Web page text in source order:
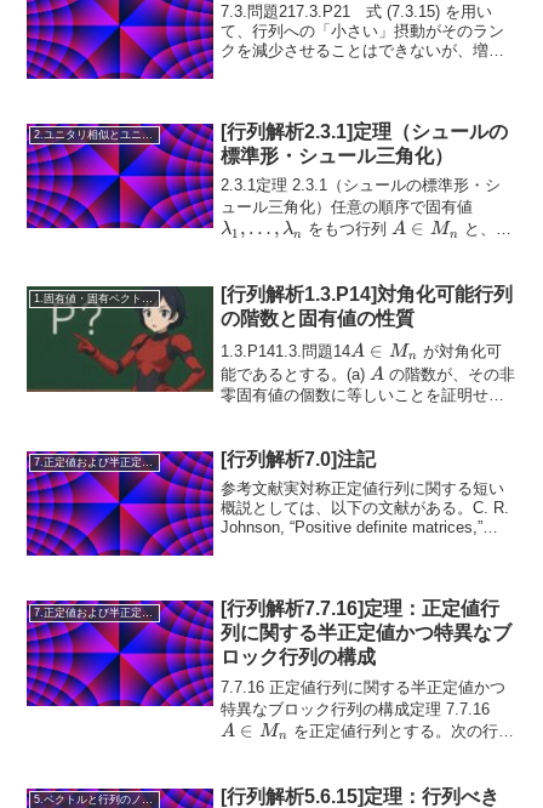
7.3.問題217.3.P21 式 (7.3.15) を用い
て、行列への「小さい」摂動がそのラン
クを減少させることはできないが、増加
2.ユニタリ相似とユニタリ同値
[行列解析2.3.1]定理（シュールの
標準形・シュール三角化）
2.3.1定理 2.3.1（シュールの標準形・シ
ュール三角化）任意の順序で固有値
\dots,
λ1 , … , λn をもつ行列 A
A ∈ Mn
と、次
[行列解析1.3.P14]対角化可能行列
の階数と固有値の性質
1.3.P141.3.問題14A
\in
M_n
A ∈ Mn が対角化可
能であるとする。(a) A
A の階数が、その非
零固有値の個数に等しいことを証明せ
7.正定値および半正定値行列 [行列解析7.0]注記
参考文献実対称正定値行列に関する短い
概説としては、以下の文献がある。C. R.
Johnson, “Positive definite matrices,”
7.正定値および半正定値行列
[行列解析7.7.16]定理：正定値行
列に関する半正定値かつ特異なブ
ロック行列の構成
7.7.16 正定値行列に関する半正定値かつ
特異なブロック行列の構成定理 7.7.16
M_n
A ∈ Mn
を正定値行列とする。次の行列
5.ベクトルと行列のノルム
[行列解析5.6.15]定理：行列べき